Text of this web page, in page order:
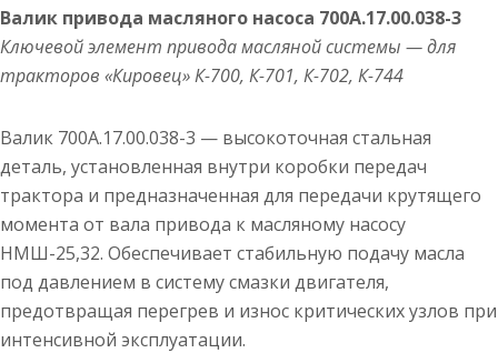
Валик привода масляного насоса 700А.17.00.038-3
Ключевой элемент привода масляной системы — для
тракторов «Кировец» К-700, К-701, К-702, К-744
Валик 700А.17.00.038-3 — высокоточная стальная
деталь, установленная внутри коробки передач
трактора и предназначенная для передачи крутящего
момента от вала привода к масляному насосу
НМШ-25,32. Обеспечивает стабильную подачу масла
под давлением в систему смазки двигателя,
предотвращая перегрев и износ критических узлов при
интенсивной эксплуатации.